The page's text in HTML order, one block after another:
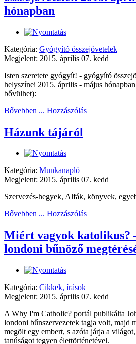
hónapban
Kategória: Gyógyító összejövetelek
Megjelent: 2015. április 07. kedd
Isten szeretete gyógyít! - gyógyító
helyszínei 2015. április - május
bővülhet):
Bővebben ... Hozzászólás
Házunk tájáról
Kategória: Munkanapló
Megjelent: 2015. április 07. kedd
Szervezés-hegyek, Alfák, könyvek,
Bővebben ... Hozzászólás
Miért vagyok katolikus?
londoni bűnöző
Kategória: Cikkek, írások
Megjelent: 2015. április 07. kedd
A Why I'm Catholic? portál publikálta
londoni bűnszervezetek tagja volt, majd
megölt egy embert, s azóta járja a
tanúságot tegyen élettörténetével.